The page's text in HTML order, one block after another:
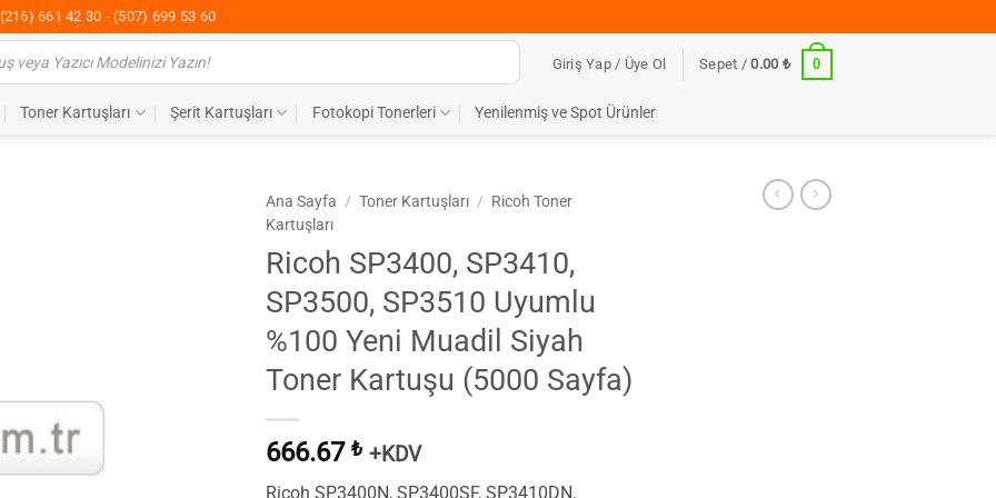
(216) 661 42 30 - (507) 699 53 60
Giriş Yap / Üye Ol Sepet /0.00 ₺ 0
Toner Kartuşları Şerit Kartuşları Fotokopi Tonerleri Yenilenmiş ve Spot Ürünler
Ana Sayfa / Toner Kartuşları / Ricoh Toner
Kartuşları
Ricoh SP3400, SP3410,
SP3500, SP3510 Uyumlu
%100 Yeni Muadil Siyah
Toner Kartuşu (5000 Sayfa)
666.67 ₺ +KDV
Ricoh SP3400N, SP3400SF, SP3410DN,